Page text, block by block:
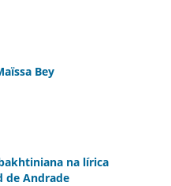
Bey
na lírica
de Andrade